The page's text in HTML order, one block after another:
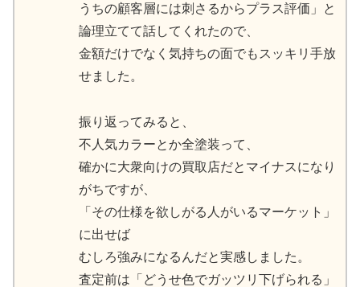
うちの顧客層には刺さるからプラス評価」と
論理立てて話してくれたので、
金額だけでなく気持ちの面でもスッキリ手放
せました。
振り返ってみると、
不人気カラーとか全塗装って、
確かに大衆向けの買取店だとマイナスになり
がちですが、
「その仕様を欲しがる人がいるマーケット」
に出せば
むしろ強みになるんだと実感しました。
査定前は「どうせ色でガッツリ下げられる」